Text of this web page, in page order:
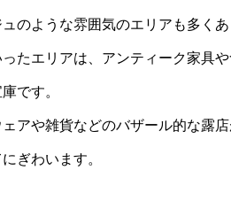
のような雰囲気のエリアも多く
たエリアは、アンティーク家具
です。
アや雑貨などのバザール的な露
ぎわいます。